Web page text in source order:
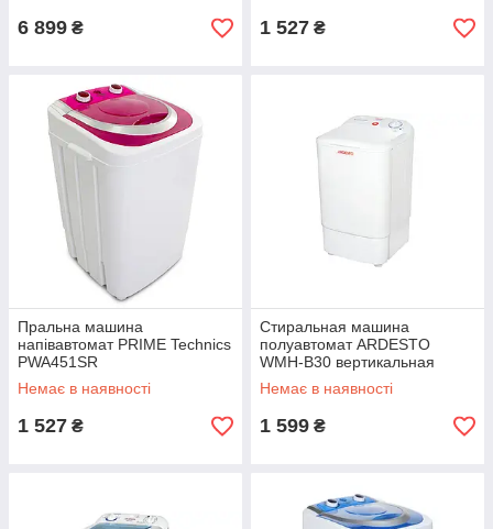
6 899 ₴ 1 527 ₴
Пральна машина
напівавтомат PRIME Technics
PWA451SR
Немає в наявності
1 527 ₴
Стиральная машина
полуавтомат ARDESTO
WMH-B30 вертикальная
загрузка, 3,5 кг
Немає в наявності
1 599 ₴